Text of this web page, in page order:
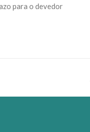
para o devedor